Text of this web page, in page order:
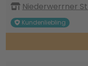
Niederwerrner
Kundenliebling